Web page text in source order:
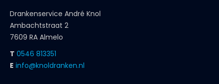
Drankenservice André Knol
Ambachtstraat 2
7609 RA Almelo
T 0546 813351
E info@knoldranken.nl